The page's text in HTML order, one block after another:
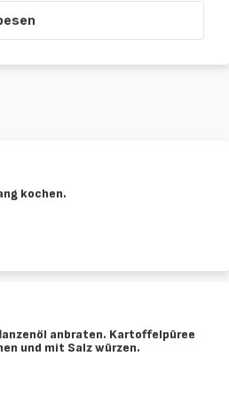
kochen.
anbraten. Kartoffelpüree
und mit Salz würzen.